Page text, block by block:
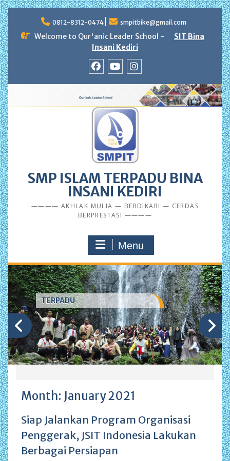
content
0812-8312-0474 smpitbike@gmail.com
Welcome to Qur'anic Leader School -
SIT Bina
Insani Kediri
SMP ISLAM TERPADU BINA
INSANI KEDIRI
———— AKHLAK MULIA — BERDIKARI — CERDAS
BERPRESTASI ————
Menu
TERPADU
Month: January 2021
Siap Jalankan Program Organisasi
Penggerak, JSIT Indonesia Lakukan
Berbagai Persiapan